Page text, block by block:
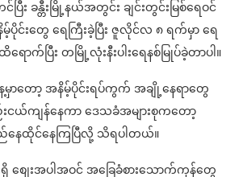
ခန္တီးမြို့နယ်အတွင်း ချင်းတွင်းမြစ်ရေဝင်
င်းတွေ ရေကြီးခဲ့ပြီး ဇူလိုင်လ ၈ ရက်မှာ ရေ
ောက်ပြီး တမြို့လုံးနီးပါးရေနစ်မြုပ်ခဲ့တာပါ။
ာတော့ အနိမ့်ပိုင်းရပ်ကွက် အချို့နေရာတွေ
ယ်ကျန်နေကာ ဒေသခံအများစုကတော့
နေထိုင်နေကြပြီလို့ သိရပါတယ်။
စျေးအပါအဝင် အခြေခံစားသောက်ကုန်တွေ